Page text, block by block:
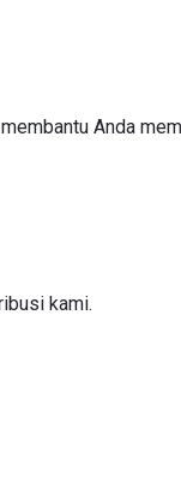
Anda
kami.